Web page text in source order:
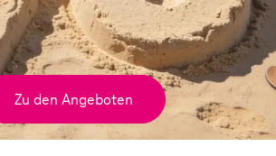
Zu den Angeboten